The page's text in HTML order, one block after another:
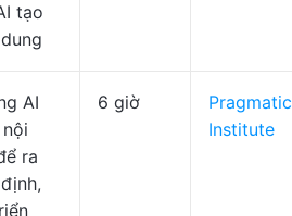
tạo
AI
ra
6 giờ
Pragmatic
Institute